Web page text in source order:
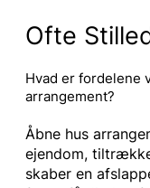
Ofte
Hvad er fordelene
arrangement?
Åbne hus
ejendom,
skaber en